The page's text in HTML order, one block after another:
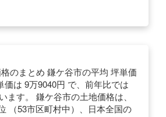
のまとめ 鎌ケ谷市の平均 坪単価
価は 9万9040円 で、前年比では
ます。 鎌ケ谷市の土地価格は、
（53市区町村中）、日本全国の